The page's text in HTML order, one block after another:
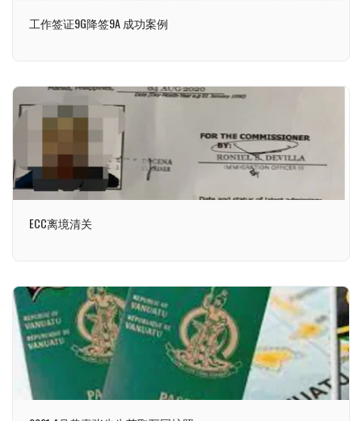
工作签证9G降签9A 成功案例
ECC离境清关